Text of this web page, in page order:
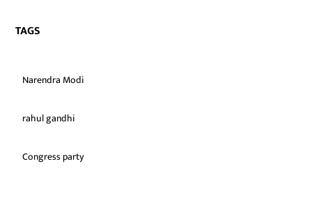
TAGS
Narendra Modi
rahul gandhi
Congress party